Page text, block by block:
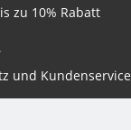
zu 10% Rabatt
und Kundenservice